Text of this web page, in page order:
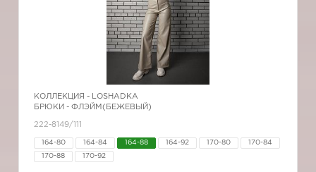
КОЛЛЕКЦИЯ - LOSHADKA
БРЮКИ - ФЛЭЙМ(БЕЖЕВЫЙ)
222-8149/111
164-80 164-84 164-88 164-92 170-80 170-84
170-88 170-92